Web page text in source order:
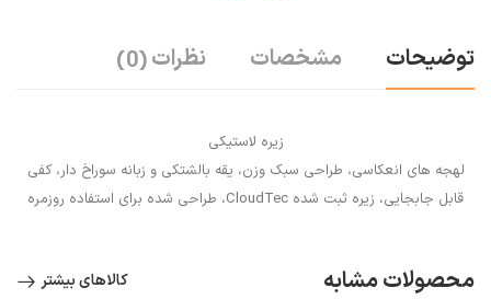
توضیحات مشخصات نظرات(0)
زیره لاستیکی
لهجه های انعکاسی، طراحی سبک وزن، یقه بالشتکی و زبانه سوراخ دار، کفی
قابل جابجایی، زیره ثبت شده CloudTec، طراحی شده برای استفاده روزمره
محصولات مشابه کالاهای بیشتر